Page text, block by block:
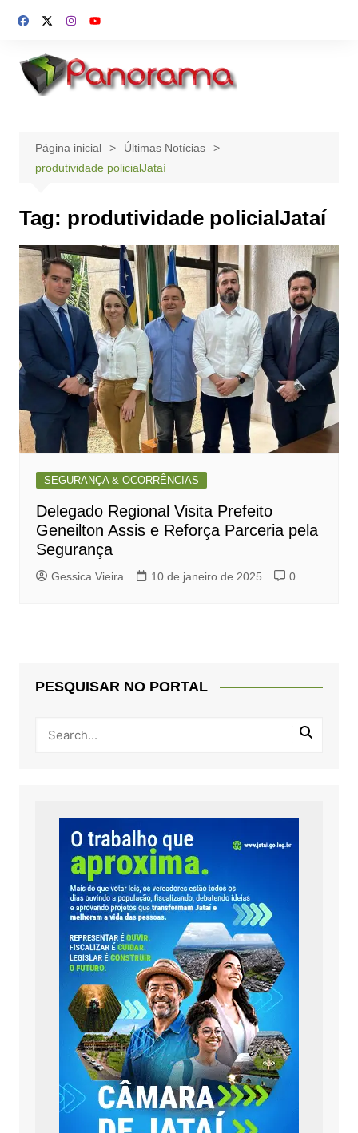
para
conteúdo
Página inicial
Últimas Notícias
produtividade policialJataí
Tag: produtividade policialJataí
SEGURANÇA & OCORRÊNCIAS
Delegado Regional Visita Prefeito
Geneilton Assis e Reforça Parceria pela
Segurança
Gessica Vieira 10 de janeiro de 2025 0
PESQUISAR NO PORTAL